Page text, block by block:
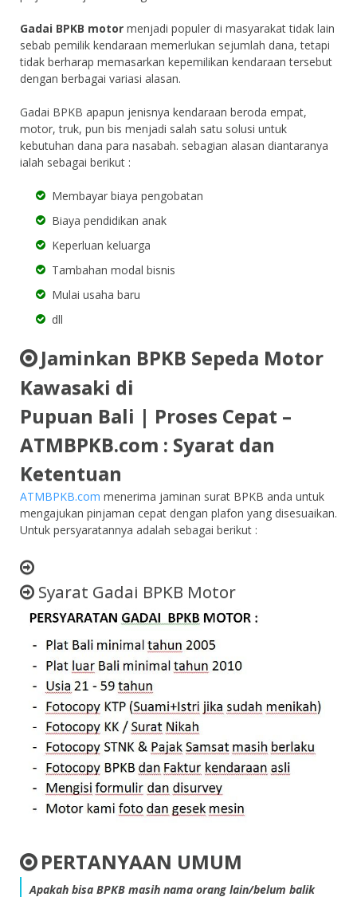
Gadai BPKB motor menjadi populer di masyarakat tidak lain
sebab pemilik kendaraan memerlukan sejumlah dana, tetapi
tidak berharap memasarkan kepemilikan kendaraan tersebut
dengan berbagai variasi alasan.
Gadai BPKB apapun jenisnya kendaraan beroda empat,
motor, truk, pun bis menjadi salah satu solusi untuk
kebutuhan dana para nasabah. sebagian alasan diantaranya
ialah sebagai berikut :
Membayar biaya pengobatan
Biaya pendidikan anak
Keperluan keluarga
Tambahan modal bisnis
Mulai usaha baru
dll
Jaminkan BPKB Sepeda Motor
Kawasaki di
Pupuan Bali | Proses Cepat –
ATMBPKB.com : Syarat dan
Ketentuan
ATMBPKB.com menerima jaminan surat BPKB anda untuk
mengajukan pinjaman cepat dengan plafon yang disesuaikan.
Untuk persyaratannya adalah sebagai berikut :
Syarat Gadai BPKB Motor
PERTANYAAN UMUM
Apakah bisa BPKB masih nama orang lain/belum balik